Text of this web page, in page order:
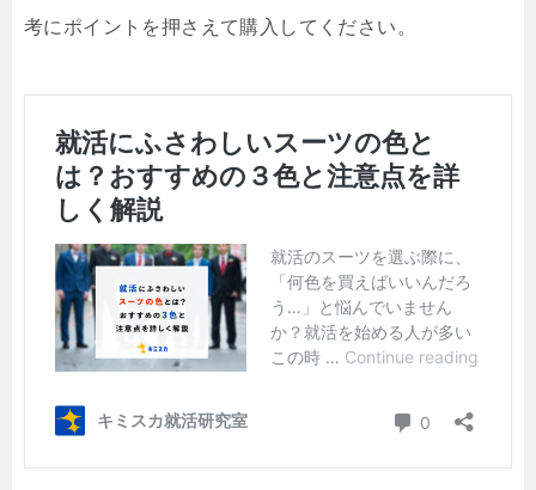
考にポイントを押さえて購入してください。